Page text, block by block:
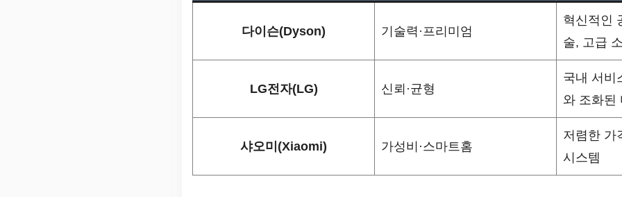
다이슨(Dyson) 기술력·프리미엄
혁신적인
술, 고급
LG전자(LG) 신뢰·균형
국내 서비
와 조화된
샤오미(Xiaomi) 가성비·스마트홈
저렴한 가
시스템